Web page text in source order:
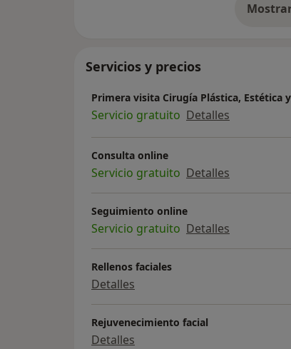
Servicios y precios
Primera visita Cirugía Plástica, Estética
Servicio gratuito Detalles
Consulta online
Servicio gratuito Detalles
Seguimiento online
Servicio gratuito Detalles
Rellenos faciales
Detalles
Rejuvenecimiento facial
Detalles